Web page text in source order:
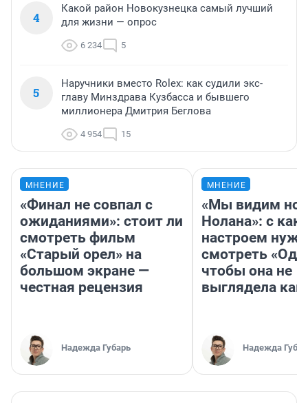
4
Какой район Новокузнецка самый лучший
для жизни — опрос
6 234 5
5
Наручники вместо Rolex: как судили экс-
главу Минздрава Кузбасса и бывшего
миллионера Дмитрия Беглова
4 954 15
МНЕНИЕ
«Финал не совпал с
ожиданиями»: стоит ли
смотреть фильм
«Старый орел» на
большом экране —
честная рецензия
Надежда Губарь
МНЕНИЕ
«Мы видим
Нолана»: с
настроем
смотреть
чтобы она не
выглядела как
Надежда